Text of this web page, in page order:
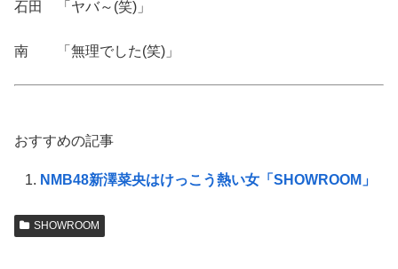
石田 「ヤバ～(笑)」
南 「無理でした(笑)」
おすすめの記事
NMB48新澤菜央はけっこう熱い女「SHOWROOM」
SHOWROOM